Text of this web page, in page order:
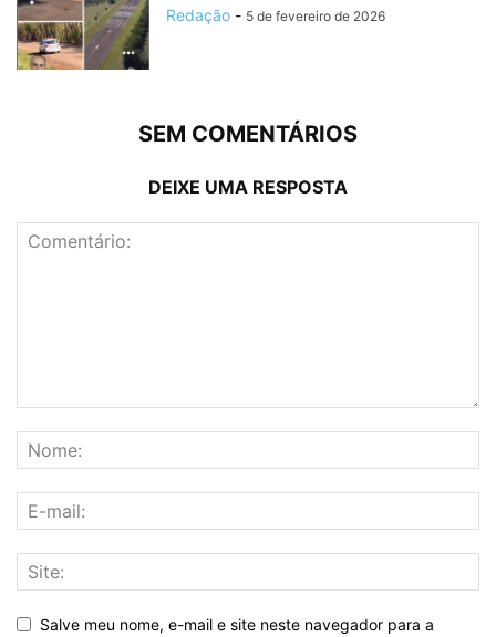
Redação - 5 de fevereiro de 2026
SEM COMENTÁRIOS
DEIXE UMA RESPOSTA
Salve meu nome, e-mail e site neste navegador para a